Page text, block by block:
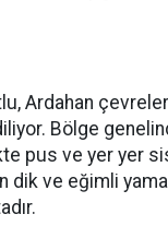
Ardahan
Bölge
pus ve yer yer
dik ve eğimli